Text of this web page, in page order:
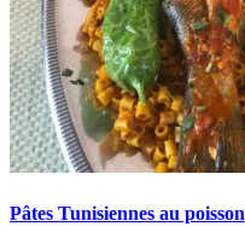
Pâtes Tunisiennes au poisson